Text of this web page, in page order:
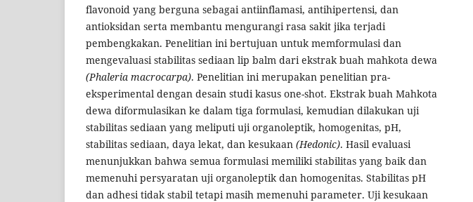
flavonoid yang berguna sebagai antiinflamasi, antihipertensi, dan
antioksidan serta membantu mengurangi rasa sakit jika terjadi
pembengkakan. Penelitian ini bertujuan untuk memformulasi dan
mengevaluasi stabilitas sediaan lip balm dari ekstrak buah mahkota dewa
(Phaleria macrocarpa). Penelitian ini merupakan penelitian pra-
eksperimental dengan desain studi kasus one-shot. Ekstrak buah Mahkota
dewa diformulasikan ke dalam tiga formulasi, kemudian dilakukan uji
stabilitas sediaan yang meliputi uji organoleptik, homogenitas, pH,
stabilitas sediaan, daya lekat, dan kesukaan (Hedonic). Hasil evaluasi
menunjukkan bahwa semua formulasi memiliki stabilitas yang baik dan
memenuhi persyaratan uji organoleptik dan homogenitas. Stabilitas pH
dan adhesi tidak stabil tetapi masih memenuhi parameter. Uji kesukaan